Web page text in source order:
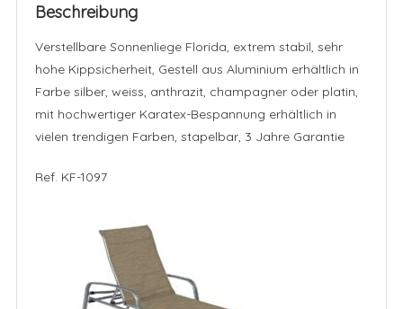
Beschreibung
Verstellbare Sonnenliege Florida, extrem stabil, sehr
hohe Kippsicherheit, Gestell aus Aluminium erhältlich in
Farbe silber, weiss, anthrazit, champagner oder platin,
mit hochwertiger Karatex-Bespannung erhältlich in
vielen trendigen Farben, stapelbar, 3 Jahre Garantie
Ref. KF-1097